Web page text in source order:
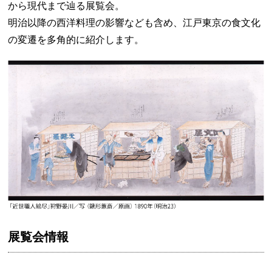
から現代まで辿る展覧会。
明治以降の西洋料理の影響なども含め、江戸東京の食文化
の変遷を多角的に紹介します。
展覧会情報